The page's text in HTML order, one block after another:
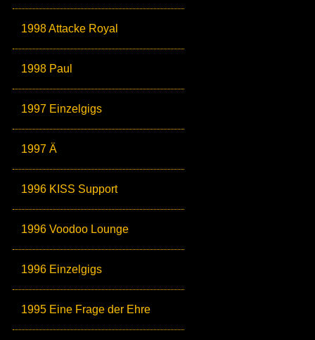
1998 Attacke Royal
1998 Paul
1997 Einzelgigs
1997 Ä
1996 KISS Support
1996 Voodoo Lounge
1996 Einzelgigs
1995 Eine Frage der Ehre